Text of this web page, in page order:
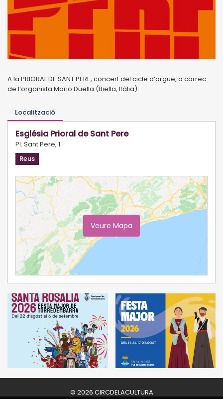
A la PRIORAL DE SANT PERE, concert del cicle d’orgue, a càrrec
de l’organista Mario Duella (Biella, Itàlia).
Localització
Església Prioral de Sant Pere
Pl. Sant Pere, 1
Reus
Veure Mapa
© 2026 CIRCDELACULTURA